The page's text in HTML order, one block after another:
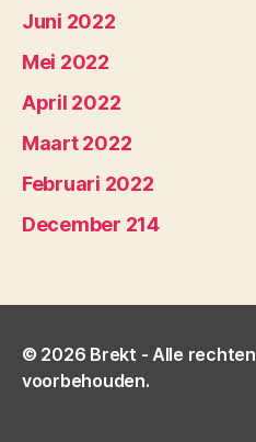
Juni 2022
Mei 2022
April 2022
Maart 2022
Februari 2022
December 214
© 2026 Brekt - Alle rechten
voorbehouden.